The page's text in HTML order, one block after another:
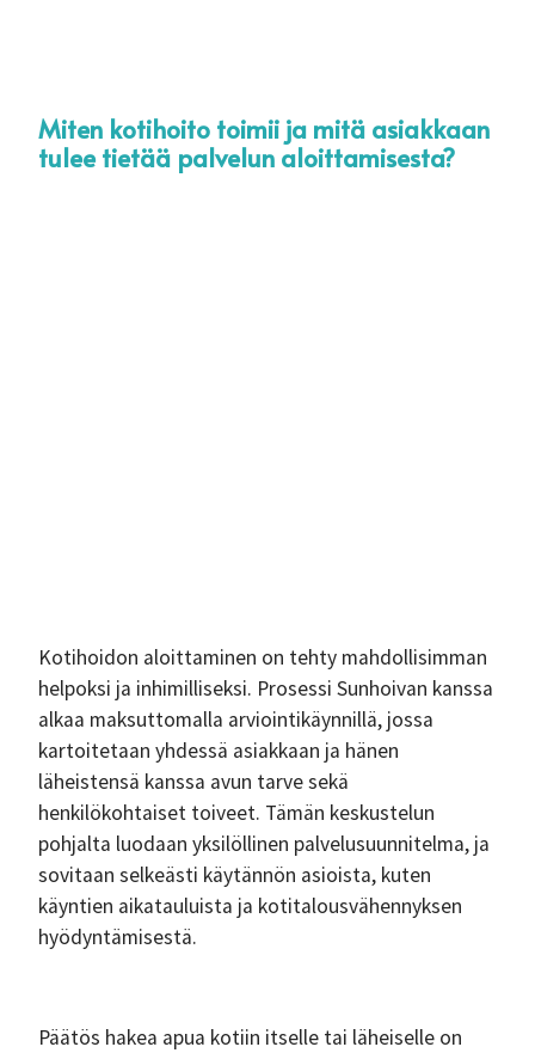
Miten kotihoito toimii ja mitä asiakkaan
tulee tietää palvelun aloittamisesta?
Kotihoidon aloittaminen on tehty mahdollisimman
helpoksi ja inhimilliseksi. Prosessi Sunhoivan kanssa
alkaa maksuttomalla arviointikäynnillä, jossa
kartoitetaan yhdessä asiakkaan ja hänen
läheistensä kanssa avun tarve sekä
henkilökohtaiset toiveet. Tämän keskustelun
pohjalta luodaan yksilöllinen palvelusuunnitelma, ja
sovitaan selkeästi käytännön asioista, kuten
käyntien aikatauluista ja kotitalousvähennyksen
hyödyntämisestä.
Päätös hakea apua kotiin itselle tai läheiselle on
KOTIHOITO TAMPERE
TYÖHAKEMUS